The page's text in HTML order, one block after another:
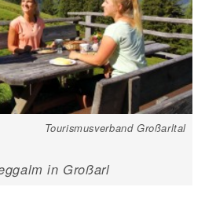
Tourismusverband Großarltal
in Großarl